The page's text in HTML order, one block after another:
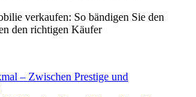
– Zwischen Prestige und